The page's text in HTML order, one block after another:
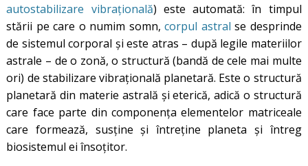
autostabilizare vibraţională) este automată: în timpul
stării pe care o numim somn,corpul astral se desprinde
de sistemul corporal şi este atras – după legile materiilor
astrale – de o zonă, o structură (bandă de cele mai multe
ori) de stabilizare vibraţională planetară. Este o structură
planetară din materie astrală şi eterică, adică o structură
care face parte din componenţa elementelor matriceale
care formează, susţine şi întreţine planeta şi întreg
biosistemul ei însoţitor.